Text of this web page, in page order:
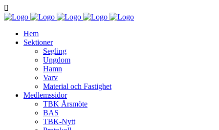
Hem
Sektioner
Segling
Ungdom
Hamn
Varv
Material och Fastighet
Medlemssidor
TBK Årsmöte
BAS
TBK-Nytt